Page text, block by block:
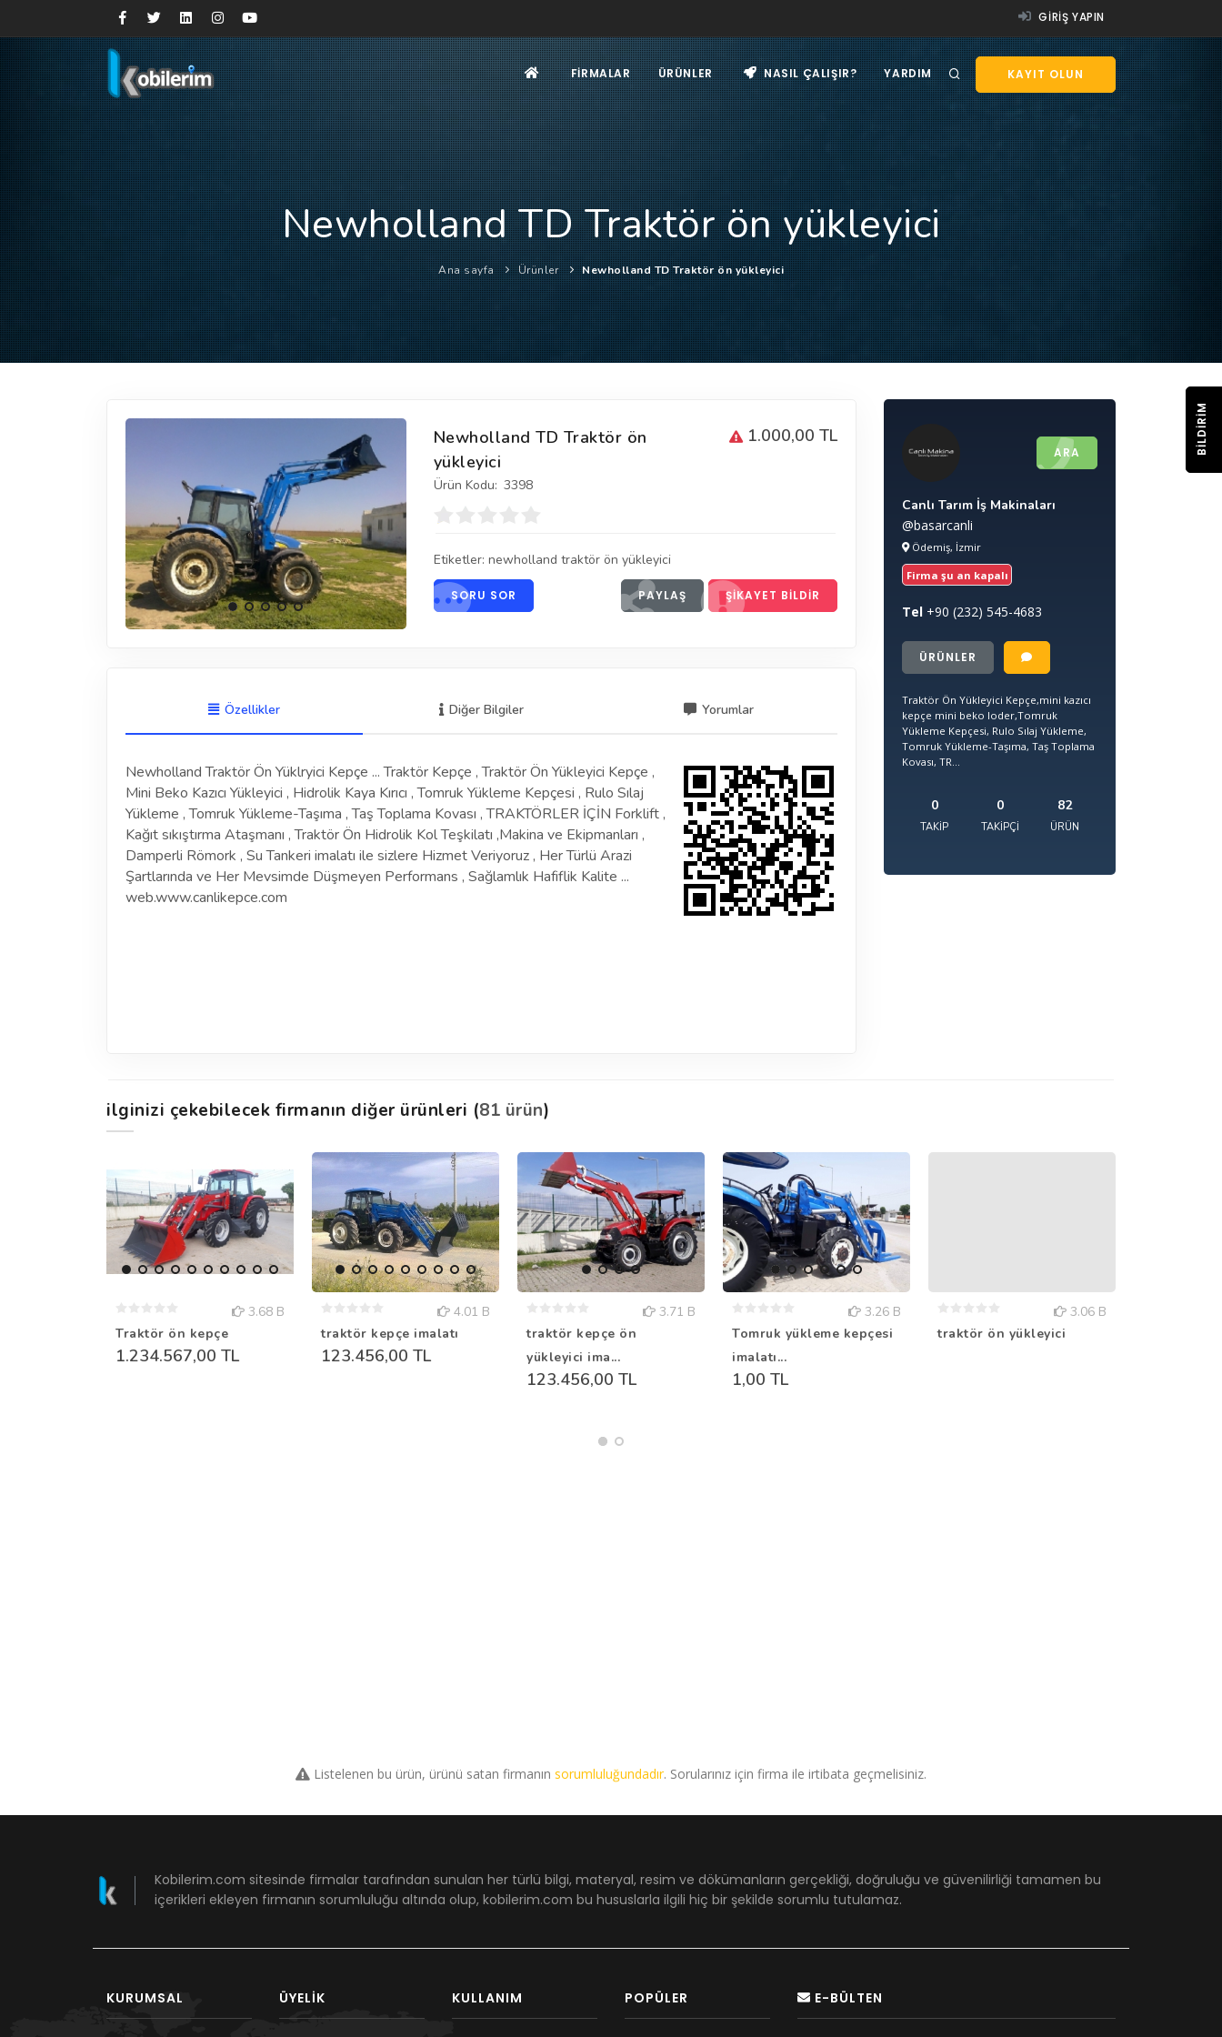
GIRIŞ YAPIN
KAYIT OLUN
FIRMALAR ÜRÜNLER NASIL ÇALIŞIR? YARDIM
Newholland TD Traktör ön yükleyici
Ana sayfa Ürünler Newholland TD Traktör ön yükleyici
1.000,00 TL
Newholland TD Traktör ön
yükleyici
Ürün Kodu: 3398
Etiketler: newholland traktör ön yükleyici
SORU SOR PAYLAŞ ŞIKAYET BILDIR
Özellikler Diğer Bilgiler Yorumlar
Newholland Traktör Ön Yüklryici Kepçe ... Traktör Kepçe , Traktör Ön Yükleyici Kepçe ,
Mini Beko Kazıcı Yükleyici , Hidrolik Kaya Kırıcı , Tomruk Yükleme Kepçesi , Rulo Sılaj
Yükleme , Tomruk Yükleme-Taşıma , Taş Toplama Kovası , TRAKTÖRLER İÇİN Forklift ,
Kağıt sıkıştırma Ataşmanı , Traktör Ön Hidrolik Kol Teşkilatı ,Makina ve Ekipmanları ,
Damperli Römork , Su Tankeri imalatı ile sizlere Hizmet Veriyoruz , Her Türlü Arazi
Şartlarında ve Her Mevsimde Düşmeyen Performans , Sağlamlık Hafiflik Kalite ...
web.www.canlikepce.com
ARA
Canlı Tarım İş Makinaları
@basarcanli
Ödemiş, İzmir
Firma şu an kapalı
Tel +90 (232) 545-4683
ÜRÜNLER
Traktör Ön Yükleyici Kepçe,mini kazıcı
kepçe mini beko loder,Tomruk
Yükleme Kepçesi, Rulo Sılaj Yükleme,
Tomruk Yükleme-Taşıma, Taş Toplama
Kovası, TR...
0
TAKIP
0
TAKIPÇI
82
ÜRÜN
ilginizi çekebilecek firmanın diğer ürünleri (81 ürün)
3.68 B
Traktör ön kepçe
1.234.567,00 TL
4.01 B
traktör kepçe imalatı
123.456,00 TL
3.71 B
traktör kepçe ön
yükleyici ima...
123.456,00 TL
3.26 B
Tomruk yükleme kepçesi
imalatı...
1,00 TL
3.06 B
traktör ön yükleyici
Listelenen bu ürün, ürünü satan firmanın sorumluluğundadır. Sorularınız için firma ile irtibata geçmelisiniz.
Kobilerim.com sitesinde firmalar tarafından sunulan her türlü bilgi, materyal, resim ve dökümanların gerçekliği, doğruluğu ve güvenilirliği tamamen bu
içerikleri ekleyen firmanın sorumluluğu altında olup, kobilerim.com bu hususlarla ilgili hiç bir şekilde sorumlu tutulamaz.
KURUMSAL ÜYELIK KULLANIM POPÜLER E-BÜLTEN
BILDIRIM